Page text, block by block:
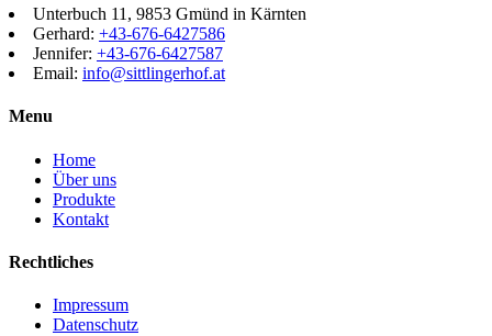
Unterbuch 11, 9853 Gmünd in Kärnten
Gerhard: +43-676-6427586
Jennifer: +43-676-6427587
Email: info@sittlingerhof.at
Menu
Home
Über uns
Produkte
Kontakt
Rechtliches
Impressum
Datenschutz